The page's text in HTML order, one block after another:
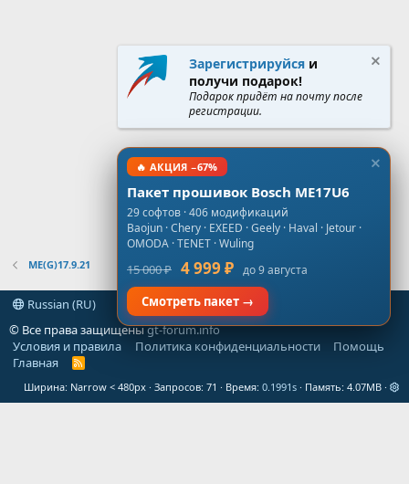
ME(G)17.9.21
Russian (RU)
© Все права защищеныgt-forum.info
Условия и правила
Политика конфиденциальности
Помощь
Главная
R
S
Ширина Запросов 71 Время 0.1991s Память 4.07MB
Зарегистрируйся и
получи подарок!
Подарок придёт на почту после
регистрации.
🔥 АКЦИЯ −67%
Пакет прошивок Bosch ME17U6
29 софтов · 406 модификаций
Baojun · Chery · EXEED · Geely · Haval · Jetour ·
OMODA · TENET · Wuling
15 000 ₽ 4 999 ₽ до 9 августа
Смотреть пакет →